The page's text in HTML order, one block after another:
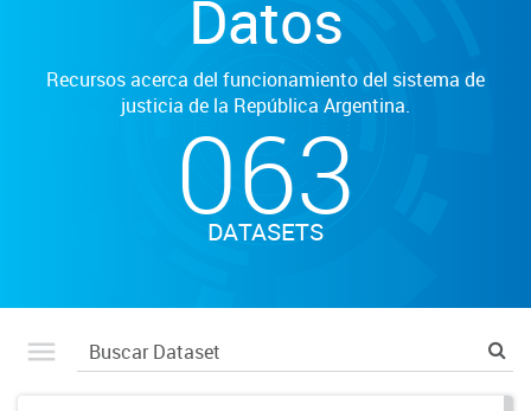
Datos
Recursos acerca del funcionamiento del sistema de
justicia de la República Argentina.
063
DATASETS